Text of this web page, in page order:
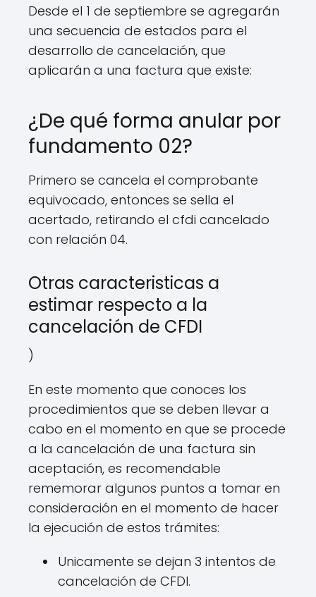
Desde el 1 de septiembre se agregarán
una secuencia de estados para el
desarrollo de cancelación, que
aplicarán a una factura que existe:
¿De qué forma anular por
fundamento 02?
Primero se cancela el comprobante
equivocado, entonces se sella el
acertado, retirando el cfdi cancelado
con relación 04.
Otras caracteristicas a
estimar respecto a la
cancelación de CFDI
)
En este momento que conoces los
procedimientos que se deben llevar a
cabo en el momento en que se procede
a la cancelación de una factura sin
aceptación, es recomendable
rememorar algunos puntos a tomar en
consideración en el momento de hacer
la ejecución de estos trámites:
Unicamente se dejan 3 intentos de
cancelación de CFDI.